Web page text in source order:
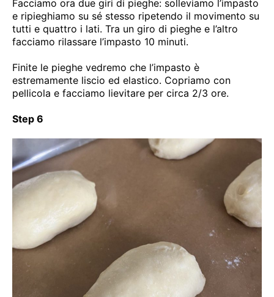
Facciamo ora due giri di pieghe: solleviamo l’impasto
e ripieghiamo su sé stesso ripetendo il movimento su
tutti e quattro i lati. Tra un giro di pieghe e l’altro
facciamo rilassare l’impasto 10 minuti.
Finite le pieghe vedremo che l’impasto è
estremamente liscio ed elastico. Copriamo con
pellicola e facciamo lievitare per circa 2/3 ore.
Step 6